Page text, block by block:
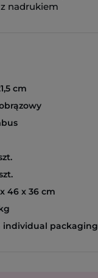
nadrukiem
cm
46 x 36 cm
individual packaging